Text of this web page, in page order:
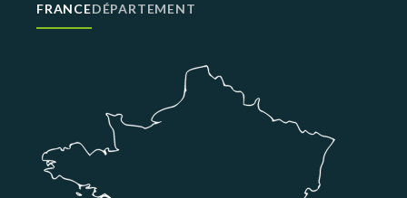
FRANCEDÉPARTEMENT